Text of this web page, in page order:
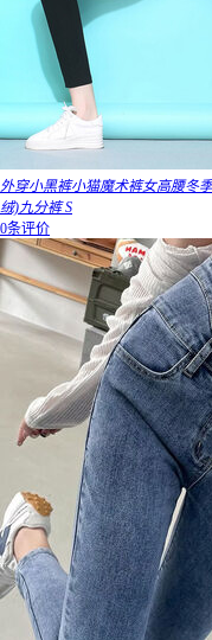
外穿小黑裤小猫魔术裤女高腰冬
绒)九分裤 S
0条评价